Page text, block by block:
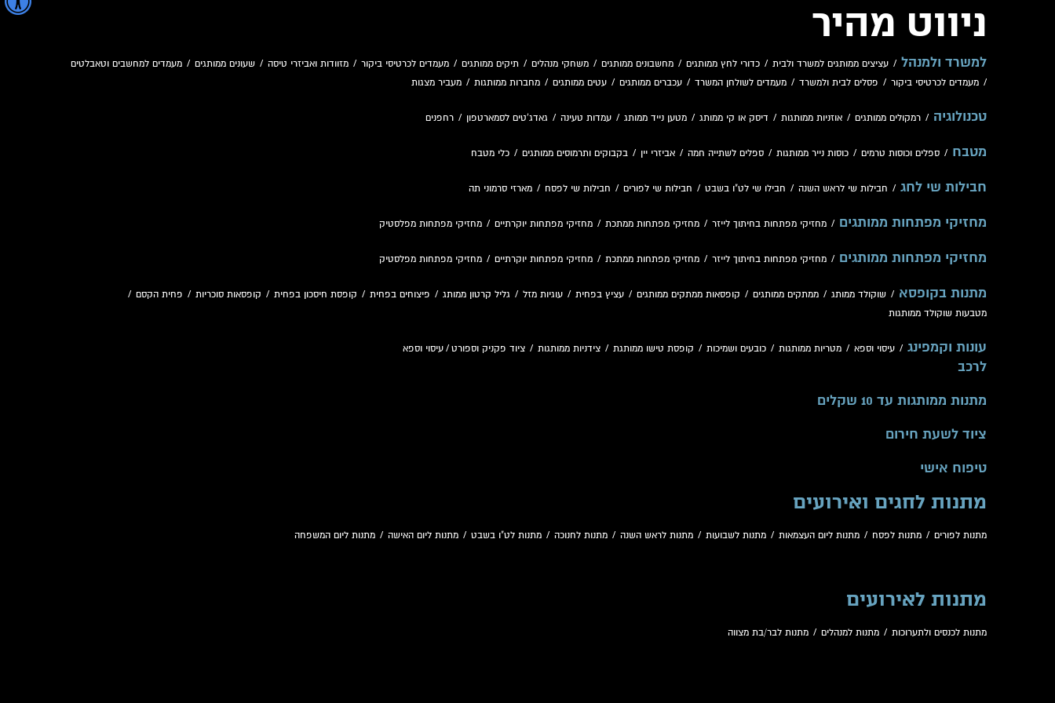
ניווט מהיר
למשרד ולמנהל / עציצים ממותגים למשרד ולבית / כדורי לחץ ממותגים / מחשבונים ממותגים / משחקי מנהלים / תיקים ממותגים / מעמדים לכרטיסי ביקור / מזוודות ואביזרי טיסה / שעונים ממותגים / מעמדים למחשבים וטאבלטים
/ מעמדים לכרטיסי ביקור / פסלים לבית ולמשרד / מעמדים לשולחן המשרד / עכברים ממותגים / עטים ממותגים / מחברות ממותגות / מעביר מצגות
טכנולוגיה / רמקולים ממותגים / אוזניות ממותגות / דיסק או קי ממותג / מטען נייד ממותג / עמדות טעינה / גאדג'טים לסמארטפון / רחפנים
מטבח / ספלים וכוסות טרמים / כוסות נייר ממותגות / ספלים לשתייה חמה / אביזרי יין / בקבוקים ותרמוסים ממותגים / כלי מטבח
חבילות שי לחג / חבילות שי לראש השנה / חבילו שי לט"ו בשבט / חבילות שי לפורים / חבילות שי לפסח / מארזי סרמוני תה
מחזיקי מפתחות ממותגים / מחזיקי מפתחות בחיתוך לייזר / מחזיקי מפתחות ממתכת / מחזיקי מפתחות יוקרתיים / מחזיקי מפתחות מפלסטיק
מחזיקי מפתחות ממותגים / מחזיקי מפתחות בחיתוך לייזר / מחזיקי מפתחות ממתכת / מחזיקי מפתחות יוקרתיים / מחזיקי מפתחות מפלסטיק
מתנות בקופסא / שוקולד ממותג / ממתקים ממותגים / קופסאות ממתקים ממותגים / עציץ בפחית / עוגיות מזל / גליל קרטון ממותג / פיצוחים בפחית / קופסת חיסכון בפחית / קופסאות סוכריות / פחית הקסם /
מטבעות שוקולד ממותגות
עונות וקמפינג / עיסוי וספא / מטריות ממותגות / כובעים ושמיכות / קופסת טישו ממותגת / צידניות ממותגות / ציוד פקניק וספורט / עיסוי וספא
לרכב
מתנות ממותגות עד 10 שקלים
ציוד לשעת חירום
טיפוח אישי
מתנות לחגים ואירועים
מתנות לפורים / מתנות לפסח / מתנות ליום העצמאות / מתנות לשבועות / מתנות לראש השנה / מתנות לחנוכה / מתנות לט"ו בשבט / מתנות ליום האישה / מתנות ליום המשפחה
מתנות לאירועים
מתנות לכנסים ולתערוכות / מתנות למנהלים / מתנות לבר/בת מצווה